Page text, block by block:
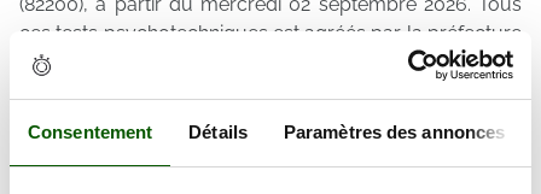
Consentement Détails Paramètres des annonces
Visite médicale test psychotechnique
ces tests psychotechniques est agréés par la préfecture
de Tarn et Garonne.
Les tests psychotechniques disponibles à Tarn et
Garonne et à proximité